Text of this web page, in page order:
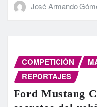
José Armando
COMPETICIÓN
REPORTAJES
Ford Mustang